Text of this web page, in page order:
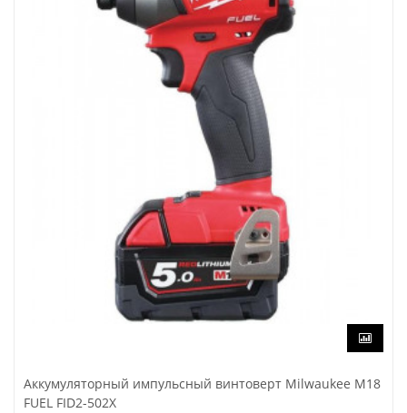
Аккумуляторный импульсный винтоверт Milwaukee M18
FUEL FID2-502X